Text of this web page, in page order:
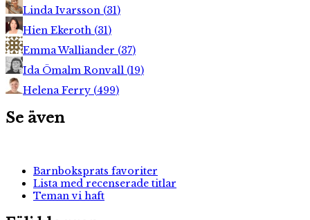
Linda Ivarsson (31)
Hien Ekeroth (31)
Emma Walliander (37)
Ida Ömalm Ronvall (19)
Helena Ferry (499)
Se även
Barnboksprats favoriter
Lista med recenserade titlar
Teman vi haft